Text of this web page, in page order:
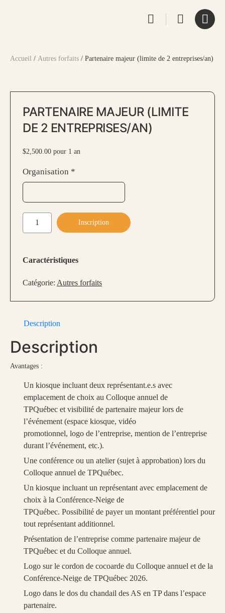
Accueil / Autres forfaits / Partenaire majeur (limite de 2 entreprises/an)
PARTENAIRE MAJEUR (LIMITE
DE 2 ENTREPRISES/AN)
$2,500.00 pour 1 an
Organisation *
quantité
de
majeur
de
Inscription
Caractéristiques
Catégorie: Autres forfaits
Description
Description
Avantages :
Un kiosque incluant deux représentant.e.s avec
emplacement de choix au Colloque annuel de
TPQuébec et visibilité de partenaire majeur lors de
l’événement (espace kiosque, vidéo
promotionnel, logo de l’entreprise, mention de l’entreprise
durant l’événement, etc.).
Une conférence ou un atelier (sujet à approbation) lors du
Colloque annuel de TPQuébec.
Un kiosque incluant un représentant avec emplacement de
choix à la Conférence-Neige de
TPQuébec. Possibilité de payer un montant préférentiel pour
tout représentant additionnel.
Présentation de l’entreprise comme partenaire majeur de
TPQuébec et du Colloque annuel.
Logo sur le cordon de cocoarde du Colloque annuel et de la
Conférence-Neige de TPQuébec 2026.
Logo dans le dos du chandail des AS en TP dans l’espace
partenaire.